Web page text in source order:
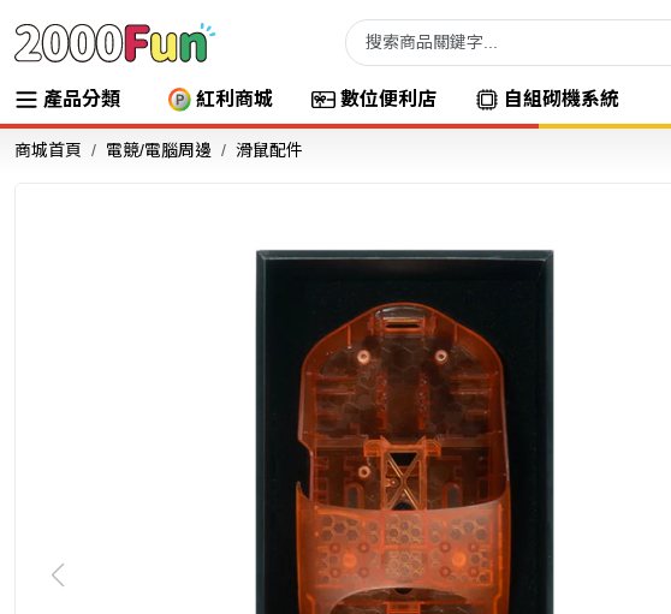
產品分類 紅利商城 數位便利店 自組砌機系統
商城首頁 電競/電腦周邊 滑鼠配件